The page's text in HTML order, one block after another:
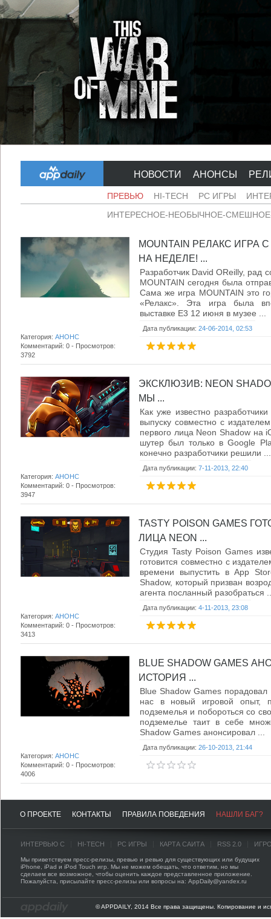
НОВОСТИ АНОНСЫ
ПРЕВЬЮ HI-TECH PC ИГРЫ
ИНТЕРЕСНОЕ-НЕОБЫЧНОЕ-
MOUNTAIN РЕЛАКС
НА НЕДЕЛЕ! ...
Разработчик David OReilly, рад
MOUNTAIN сегодня была
Сама же игра MOUNTAIN это
«Релакс». Эта игра была
выставке E3 12 июня в музее ...
Дата публикации: 24-06-2014, 02:53
Категория: АНОНС
Комментарий: 0 - Просмотров:
3792
ЭКСКЛЮЗИВ: NEON
МЫ ...
Как уже известно
выпуску совместно с
первого лица Neon Shadow
шутер был только в Google
конечно разработчики решили ...
Дата публикации: 7-11-2013, 22:40
Категория: АНОНС
Комментарий: 0 - Просмотров:
3947
TASTY POISON GAMES
ЛИЦА NEON ...
Студия Tasty Poison Games
готовится совместно с
времени выпустить в App
Shadow, который призван
агента посланный разобраться
Дата публикации: 4-11-2013, 23:08
Категория: АНОНС
Комментарий: 0 - Просмотров:
3413
BLUE SHADOW GAMES
ИСТОРИЯ ...
Blue Shadow Games порадовал
нас в новый игровой опыт,
подземелья и побороться со
подземелье таит в себе
Shadow Games анонсировал ...
Дата публикации: 26-10-2013, 21:44
Категория: АНОНС
Комментарий: 0 - Просмотров:
4006
О ПРОЕКТЕ КОНТАКТЫ ПРАВИЛА ПОВЕДЕНИЯ НАШЛИ БАГ?
ИНТЕРВЬЮ С HI-TECH PC ИГРЫ КАРТА САЙТА RSS 2.0
Мы приветствуем пресс-релизы, превью и ревью для существующих или будущих
iPhone, iPad и iPod Touch игр. Мы не можем обещать, что ответим, но мы
сделаем все возможное, чтобы оценить каждое представленное приложение.
Пожалуйста, присылайте пресс-релизы или вопросы на: AppDaily@yandex.ru
© APPDAILY, 2014 Все права защищены. Копирование и